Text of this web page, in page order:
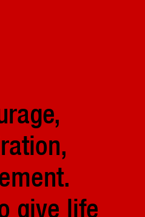
give life